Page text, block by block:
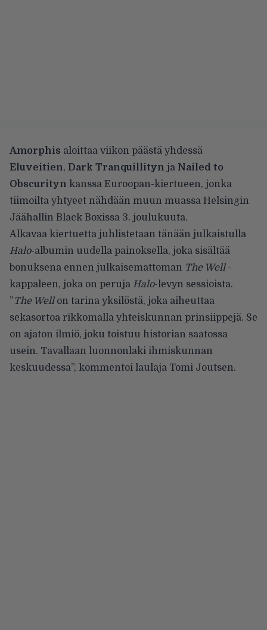
Amorphis aloittaa viikon päästä yhdessä
Eluveitien, Dark Tranquillityn ja Nailed to
Obscurityn kanssa Euroopan-kiertueen, jonka
tiimoilta yhtyeet nähdään muun muassa Helsingin
Jäähallin Black Boxissa 3. joulukuuta.
Alkavaa kiertuetta juhlistetaan tänään julkaistulla
Halo-albumin uudella painoksella, joka sisältää
bonuksena ennen julkaisemattoman The Well-
kappaleen, joka on peruja Halo-levyn sessioista.
”The Wellon tarina yksilöstä, joka aiheuttaa
sekasortoa rikkomalla yhteiskunnan prinsiippejä. Se
on ajaton ilmiö, joku toistuu historian saatossa
usein. Tavallaan luonnonlaki ihmiskunnan
keskuudessa”, kommentoi laulaja Tomi Joutsen.